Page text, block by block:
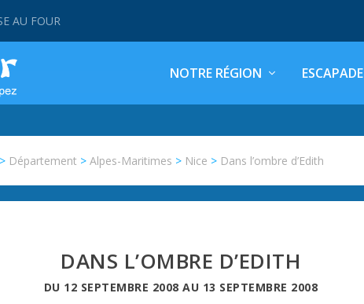
AU FOUR
NOTRE RÉGION ESCAPADE
> Département >Alpes-Maritimes > Nice > Dans l’ombre d’Edith
DANS L’OMBRE D’EDITH
DU 12 SEPTEMBRE 2008 AU 13 SEPTEMBRE 2008